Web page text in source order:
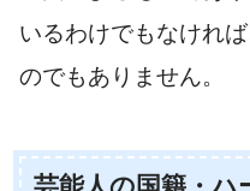
いるわけでもなけれ
のでもありません。